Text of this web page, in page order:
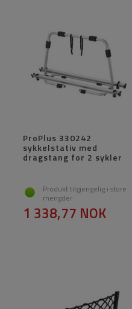
ProPlus 330242
sykkelstativ med
dragstang for 2 sykler
Produkt tilgjengelig i store
mengder
1 338,77 NOK